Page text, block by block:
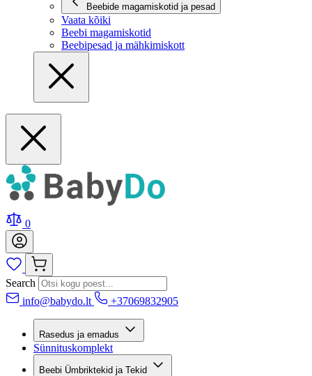
Beebide magamiskotid ja pesad
Vaata kõiki
Beebi magamiskotid
Beebipesad ja mähkimiskott
0
Search
info@babydo.lt
+37069832905
Rasedus ja emadus
Sünnituskomplekt
Beebi Ümbriktekid ja Tekid